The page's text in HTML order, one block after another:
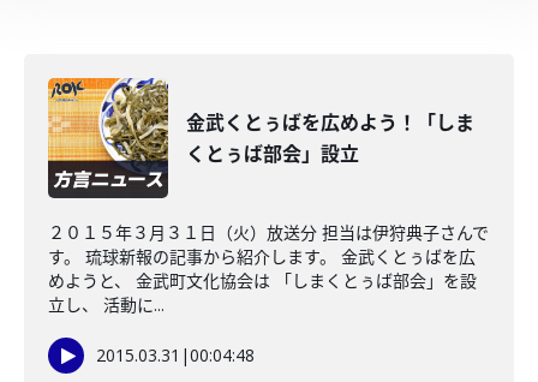
金武くとぅばを広めよう！「しま
くとぅば部会」設立
２０１５年３月３１日（火）放送分 担当は伊狩典子さんで
す。 琉球新報の記事から紹介します。 金武くとぅばを広
めようと、 金武町文化協会は 「しまくとぅば部会」を設
立し、 活動に...
2015.03.31 |00:04:48